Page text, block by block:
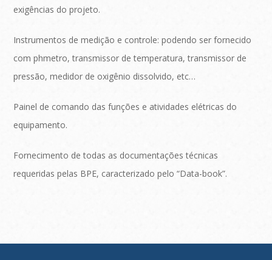
exigências do projeto.
Instrumentos de medição e controle: podendo ser fornecido
com phmetro, transmissor de temperatura, transmissor de
pressão, medidor de oxigênio dissolvido, etc…
Painel de comando das funções e atividades elétricas do
equipamento.
Fornecimento de todas as documentações técnicas
requeridas pelas BPE, caracterizado pelo “Data-book”.